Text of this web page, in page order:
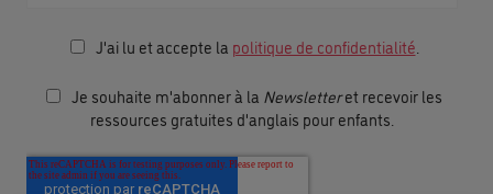
J'ai lu et accepte la politique de confidentialité
Je souhaite m'abonner à la Newsletteret recevoir les
ressources gratuites d'anglais pour enfants.